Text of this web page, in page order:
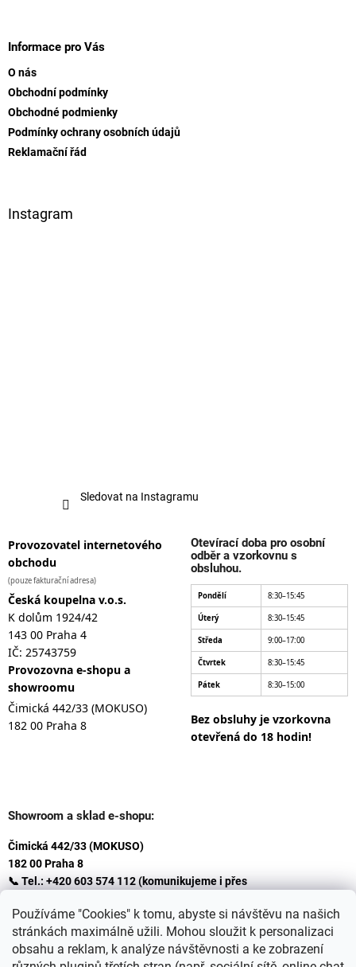
Používáme "Cookies" k tomu, abyste si návštěvu na našich
stránkách maximálně užili. Mohou sloužit k personalizaci
obsahu a reklam, k analýze návštěvnosti a ke zobrazení
Informace pro Vás
O nás
Obchodní podmínky
Obchodné podmienky
Podmínky ochrany osobních údajů
Reklamační řád
Instagram
Sledovat na Instagramu
Provozovatel internetového
obchodu
(pouze fakturační adresa)
Česká koupelna v.o.s.
K dolům 1924/42
143 00 Praha 4
IČ: 25743759
Provozovna e-shopu a
showroomu
Čimická 442/33 (MOKUSO)
182 00 Praha 8
Otevírací doba pro osobní
odběr a vzorkovnu s
obsluhou.
Pondělí 8:30–15:45
Úterý 8:30–15:45
Středa 9:00–17:00
Čtvrtek 8:30–15:45
Pátek 8:30–15:00
Bez obsluhy je vzorkovna
otevřená do 18 hodin!
Showroom a sklad e-shopu:
Čimická 442/33 (MOKUSO)
182 00 Praha 8
📞 Tel.: +420 603 574 112 (komunikujeme i přes
✉️ E-mail: info@ceskakoupelna.cz